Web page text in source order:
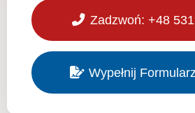
Zadzwoń: +48
Wypełnij